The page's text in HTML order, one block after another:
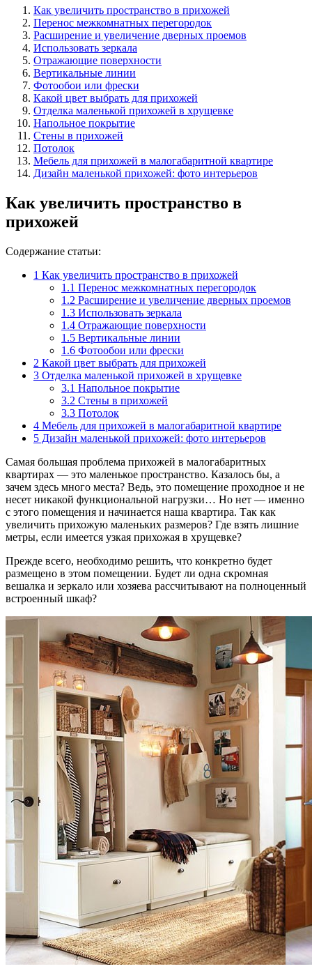
Как увеличить пространство в прихожей
Перенос межкомнатных перегородок
Расширение и увеличение дверных проемов
Использовать зеркала
Отражающие поверхности
Вертикальные линии
Фотообои или фрески
Какой цвет выбрать для прихожей
Отделка маленькой прихожей в хрущевке
Напольное покрытие
Стены в прихожей
Потолок
Мебель для прихожей в малогабаритной квартире
Дизайн маленькой прихожей: фото интерьеров
Как увеличить пространство в
прихожей
Содержание статьи:
1 Как увеличить пространство в прихожей
1.1 Перенос межкомнатных перегородок
1.2 Расширение и увеличение дверных проемов
1.3 Использовать зеркала
1.4 Отражающие поверхности
1.5 Вертикальные линии
1.6 Фотообои или фрески
2 Какой цвет выбрать для прихожей
3 Отделка маленькой прихожей в хрущевке
3.1 Напольное покрытие
3.2 Стены в прихожей
3.3 Потолок
4 Мебель для прихожей в малогабаритной квартире
5 Дизайн маленькой прихожей: фото интерьеров
Самая большая проблема прихожей в малогабаритных
квартирах — это маленькое пространство. Казалось бы, а
зачем здесь много места? Ведь, это помещение проходное и не
несет никакой функциональной нагрузки… Но нет — именно
с этого помещения и начинается наша квартира. Так как
увеличить прихожую маленьких размеров? Где взять лишние
метры, если имеется узкая прихожая в хрущевке?
Прежде всего, необходимо решить, что конкретно будет
размещено в этом помещении. Будет ли одна скромная
вешалка и зеркало или хозяева рассчитывают на полноценный
встроенный шкаф?